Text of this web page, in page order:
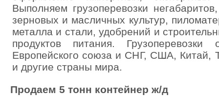
Выполняем грузоперевозки
зерновых и масличных культур,
металла и стали, удобрений и
продуктов питания.
Европейского союза и СНГ, США, Китай,
и другие страны мира.
Продаем 5 тонн контейнер ж/д